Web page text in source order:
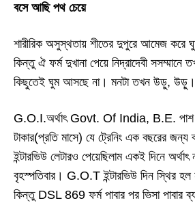
বসে আছি পথ চেয়ে
শারীরিক অসুস্থতায় শীতের দুপুরে আমেজ করে
কিন্তু ঐ ফর্ম দুখানা পেয়ে নিদ্রাদেবী সসম্মানে
কিছুতেই ঘুম আসছে না। মনটা তখন উড়ু, উড়ু।
G.O.I.অর্থাৎ Govt. Of India, B.E.
টাকার(প্রতি মাসে) যে ট্রেনিং এক বছরের জন্য
ইন্টারভিউ লেটারও পেয়েছিলাম একই দিনে
বৃহস্পতিবার। G.O.Tইন্টারভিউ দিন স্থির হল
কিন্তু DSL 869 ফর্ম পাবার পর ভিসা পাবার